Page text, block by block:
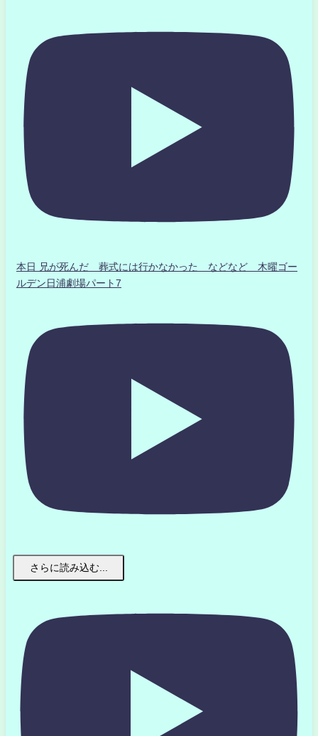
本日 兄が死んだ 葬式には行かなかった などなど 木曜ゴー
ルデン日浦劇場パート7
さらに読み込む...